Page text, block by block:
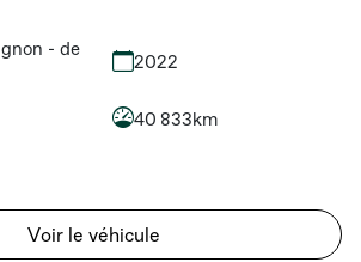
- de
2022
40 833km
Voir le véhicule